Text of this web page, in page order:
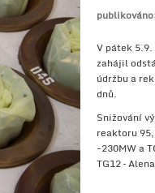
V pátek
zahájil
údržbu a
dnů.
Snižování
reaktoru
-230MW a
TG12 –